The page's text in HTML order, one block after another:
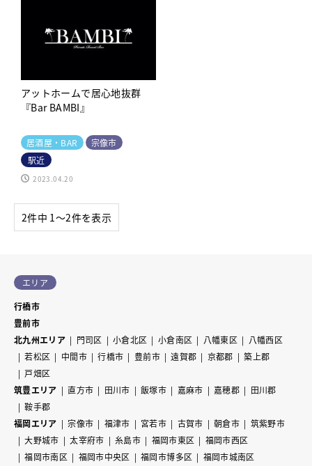
アットホームで居心地抜群
『Bar BAMBI』
居酒屋・BAR
宗像市
駅近
2023.04.20
2件中 1〜2件を表示
エリア
行橋市
豊前市
北九州エリア
門司区 小倉北区 小倉南区 八幡東区
八幡西区
若松区
中間市 行橋市 豊前市 遠賀郡 京都郡
築上郡
戸畑区
筑豊エリア
直方市 田川市 飯塚市 嘉麻市 嘉穂郡
田川郡
鞍手郡
福岡エリア
宗像市 福津市 宮若市 古賀市 朝倉市
筑紫野市
大野城市
太宰府市 糸島市 福岡市東区
福岡市西区
福岡市南区
福岡市中央区 福岡市博多区
福岡市城南区